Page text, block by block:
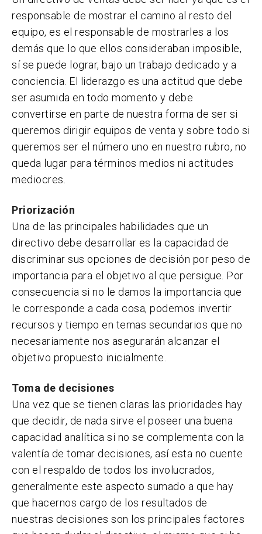
responsable de mostrar el camino al resto del
equipo, es el responsable de mostrarles a los
demás que lo que ellos consideraban imposible,
sí se puede lograr, bajo un trabajo dedicado y a
conciencia. El liderazgo es una actitud que debe
ser asumida en todo momento y debe
convertirse en parte de nuestra forma de ser si
queremos dirigir equipos de venta y sobre todo si
queremos ser el número uno en nuestro rubro, no
queda lugar para términos medios ni actitudes
mediocres.
Priorización
Una de las principales habilidades que un
directivo debe desarrollar es la capacidad de
discriminar sus opciones de decisión por peso de
importancia para el objetivo al que persigue. Por
consecuencia si no le damos la importancia que
le corresponde a cada cosa, podemos invertir
recursos y tiempo en temas secundarios que no
necesariamente nos asegurarán alcanzar el
objetivo propuesto inicialmente.
Toma de decisiones
Una vez que se tienen claras las prioridades hay
que decidir, de nada sirve el poseer una buena
capacidad analítica si no se complementa con la
valentía de tomar decisiones, así esta no cuente
con el respaldo de todos los involucrados,
generalmente este aspecto sumado a que hay
que hacernos cargo de los resultados de
nuestras decisiones son los principales factores